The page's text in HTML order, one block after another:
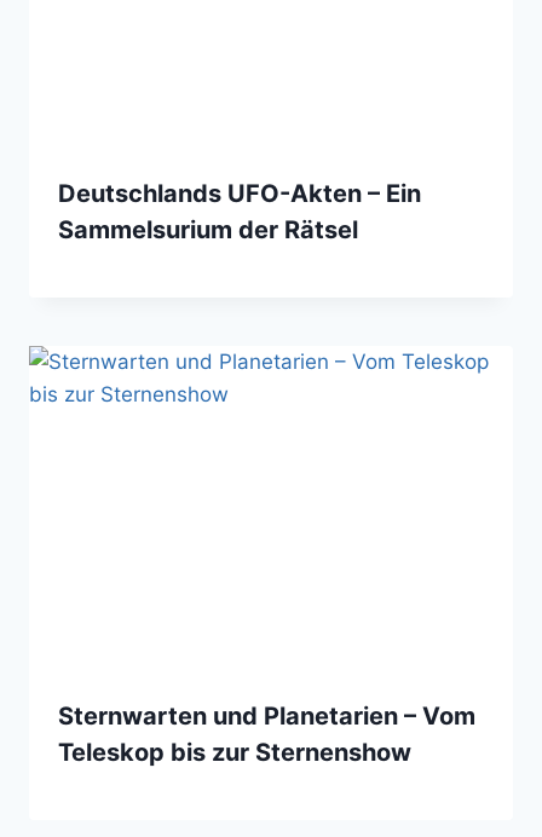
Deutschlands UFO-Akten – Ein
Sammelsurium der Rätsel
Sternwarten und Planetarien – Vom
Teleskop bis zur Sternenshow